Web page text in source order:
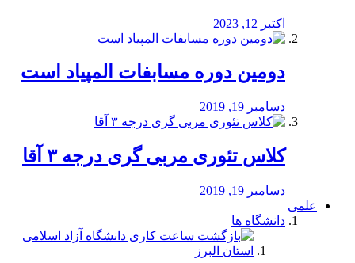
اکتبر 12, 2023
دومین دوره مسابفات المپیاد است
دسامبر 19, 2019
کلاس تئوری مربی گری درجه ۳ آقا
دسامبر 19, 2019
علمی
دانشگاه ها